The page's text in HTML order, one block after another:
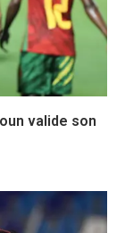
valide son